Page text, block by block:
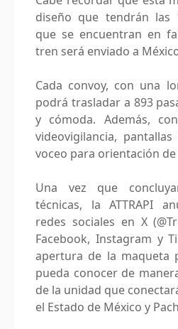
diseño que tendrán las
que se encuentran en
tren será enviado a
Cada convoy, con una
podrá trasladar a 893
y cómoda. Además,
videovigilancia,
voceo para orientación
Una vez que
técnicas, la ATTRAPI
redes sociales en X
Facebook, Instagram y
apertura de la maqueta
pueda conocer de
de la unidad que
el Estado de México y